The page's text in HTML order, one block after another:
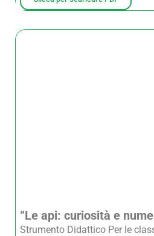
“Le api: curiosità e
Strumento Didattico Per le